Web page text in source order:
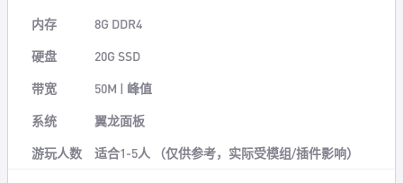
内存
8G DDR4
硬盘
20G SSD
带宽
50M | 峰值
系统
翼龙面板
游玩人数
适合1-5人 （仅供参考，实际受模组/插件影响）